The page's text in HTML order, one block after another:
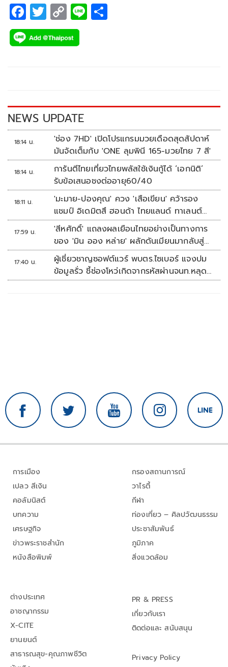
F
ac
e
k
T
wi
tt
C
o
p
k
Li
NEWS UPDATE
18:14 น.
'ช่อง 7HD' เปิดโปรแกรมมวยเดือดสุดสัปดาห์
มันจัดเต็มกับ 'ONE ลุมพินี 165-มวยไทย 7 สี'
18:14 น.
การันตีไทยเที่ยวไทยพลัสใช้เงินกู้ได้ ‘เอกนิติ’
รับข้อเสนอชงต่ออายุ60/40
18:11 น.
'มะมาย-ปองคุณ' ควง 'เสือเขียน' คว้ารอง
แชมป์ อิเดมิตสึ ฮอนด้า ไทยแลนด์ ทาเลนต์
คัพ สนาม 3
17:59 น.
'สีหศักดิ์' แถลงผลเยือนไทยอย่างเป็นทางการ
ของ 'มิน ออง หล่าย' ผลักดันเมียนมากลับสู่
อาเซียน
17:40 น.
ผู้เชี่ยวชาญซอฟต์แวร์ พบตร.ไซเบอร์ แจงปม
ข้อมูลรั่ว ชี้ช่องโหว่เกิดจากรหัสผ่านจนท.หลุด
ไม่ใช่ถูกแฮกระบบ
การเมือง
เปลว สีเงิน
คอลัมนิสต์
บทความ
เศรษฐกิจ
ข่าวพระราชสำนัก
หนังสือพิมพ์
กรองสถานการณ์
วาไรตี้
กีฬา
ท่องเที่ยว – ศิลปวัฒนธรรม
ประชาสัมพันธ์
ภูมิภาค
สิ่งแวดล้อม
ต่างประเทศ
อาชญากรรม
X-CITE
ยานยนต์
สาธารณสุข-คุณภาพชีวิต
PR & PRESS
เกี่ยวกับเรา
ติดต่อและ สนับสนุน
Privacy Policy